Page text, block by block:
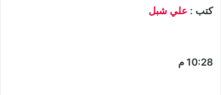
كتب : علي شبل
10:28 م